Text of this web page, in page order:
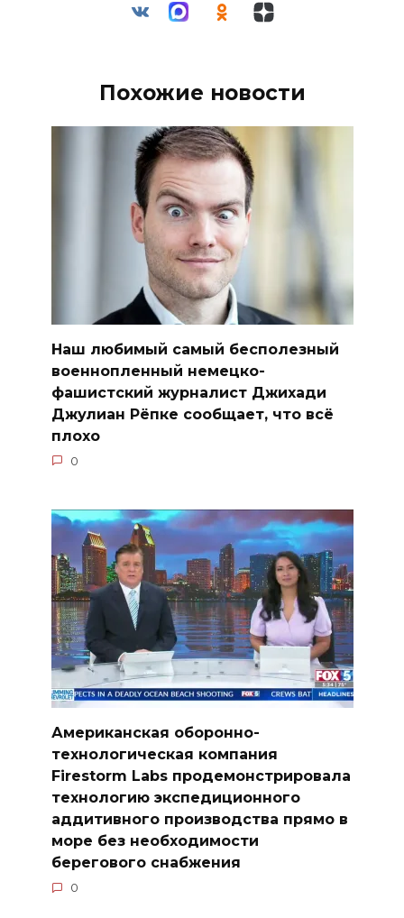
Похожие новости
Наш любимый самый бесполезный
военнопленный немецко-
фашистский журналист Джихади
Джулиан Рёпке сообщает, что всё
плохо
0
Американская оборонно-
технологическая компания
Firestorm Labs продемонстрировала
технологию экспедиционного
аддитивного производства прямо в
море без необходимости
берегового снабжения
0